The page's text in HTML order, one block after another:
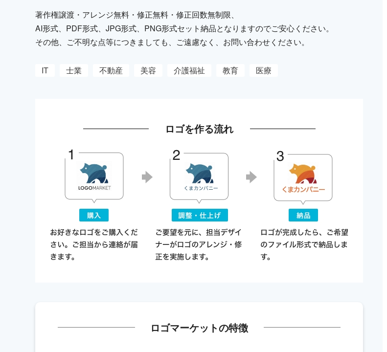
著作権譲渡・アレンジ無料・修正無料・修正回数無制限、
AI形式、PDF形式、JPG形式、PNG形式セット納品となりますのでご安心ください。
その他、ご不明な点等につきましても、ご遠慮なく、お問い合わせください。
IT 士業 不動産 美容 介護福祉 教育 医療
ロゴを作る流れ
ロゴマーケットの特徴